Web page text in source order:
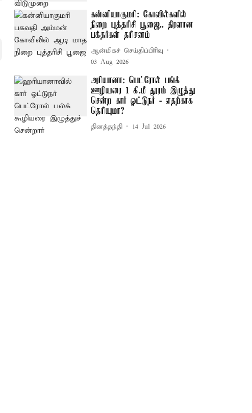
கன்னியாகுமரி: கோவில்களில்
நிறை புத்தரிசி பூஜை.. திரளான
பக்தர்கள் தரிசனம்
ஆன்மிகச் செய்திப்பிரிவு
03 Aug 2026
அரியானா: பெட்ரோல் பங்க்
ஊழியரை 1 கி.மீ தூரம் இழுத்து
சென்ற கார் ஓட்டுநர் - எதற்காக
தெரியுமா?
தினத்தந்தி 14 Jul 2026